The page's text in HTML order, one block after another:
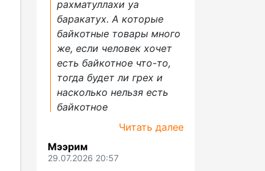
рахматуллахи уа
баракатух. А которые
байкотные товары много
же, если человек хочет
есть байкотное что-то,
тогда будет ли грех и
насколько нельзя есть
байкотное
Читать далее
Мээрим
29.07.2026 20:57